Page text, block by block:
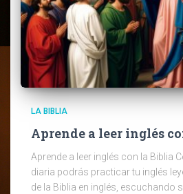
LA BIBLIA
Aprende a leer inglés
Aprende a leer inglés con la Biblia
diaria podrás practicar tu inglés
de la Biblia en inglés, escuchando